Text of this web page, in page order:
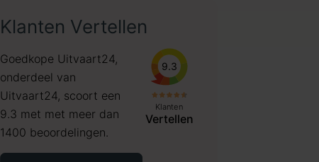
Klanten Vertellen
Goedkope Uitvaart24,
onderdeel van
Uitvaart24, scoort een
9.3 met met meer dan
1400 beoordelingen.
9.3
Klanten
Vertellen